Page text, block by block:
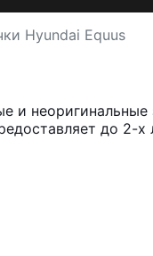
Hyundai Equus
и неоригинальные
до 2-х